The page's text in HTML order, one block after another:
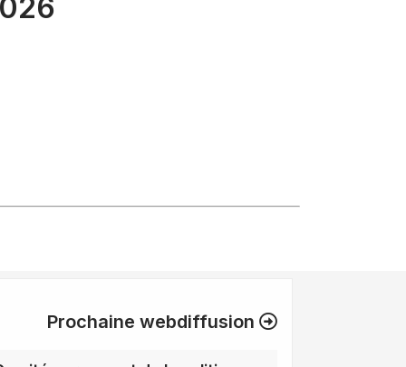
Prochaine webdiffusion